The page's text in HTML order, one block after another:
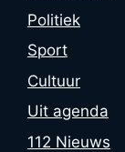
Politiek
Sport
Cultuur
Uit agenda
112 Nieuws